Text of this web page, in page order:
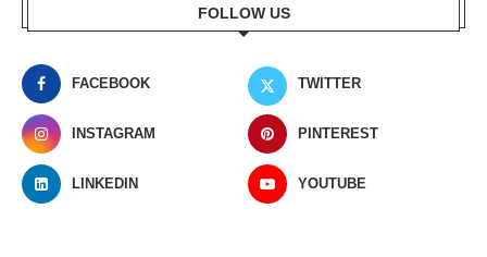
FOLLOW US
FACEBOOK TWITTER
INSTAGRAM PINTEREST
LINKEDIN YOUTUBE